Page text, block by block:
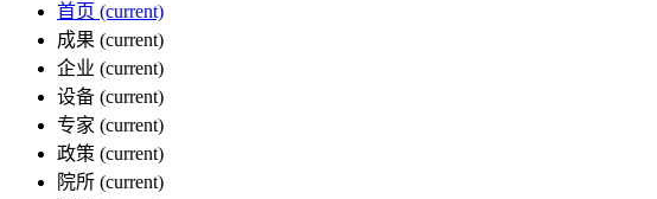
首页 (current)
成果 (current)
企业 (current)
设备 (current)
专家 (current)
政策 (current)
院所 (current)